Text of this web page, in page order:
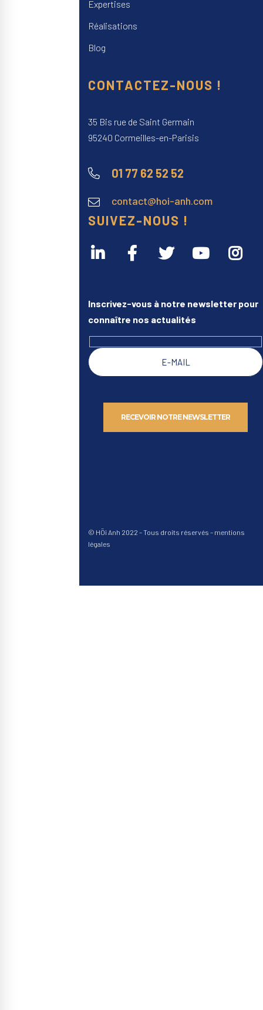
Expertises
Réalisations
Blog
CONTACTEZ-NOUS !
35 Bis rue de Saint Germain
95240 Cormeilles-en-Parisis
01 77 62 52 52
contact@hoi-anh.com
SUIVEZ-NOUS !
Inscrivez-vous à notre newsletter pour
connaître nos actualités
© HÖi Anh 2022 – Tous droits réservés – mentions
légales